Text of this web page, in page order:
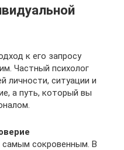
к его запросу
Частный психолог
личности, ситуации и
а путь, который вы
сокровенным. В